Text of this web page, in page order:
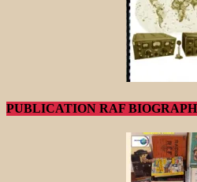
PUBLICATION RAF